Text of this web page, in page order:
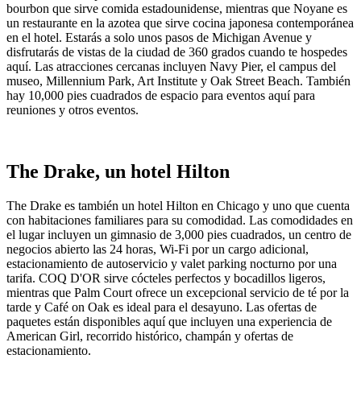
bourbon que sirve comida estadounidense, mientras que Noyane es
un restaurante en la azotea que sirve cocina japonesa contemporánea
en el hotel. Estarás a solo unos pasos de Michigan Avenue y
disfrutarás de vistas de la ciudad de 360 ​​grados cuando te hospedes
aquí. Las atracciones cercanas incluyen Navy Pier, el campus del
museo, Millennium Park, Art Institute y Oak Street Beach. También
hay 10,000 pies cuadrados de espacio para eventos aquí para
reuniones y otros eventos.
The Drake, un hotel Hilton
The Drake es también un hotel Hilton en Chicago y uno que cuenta
con habitaciones familiares para su comodidad. Las comodidades en
el lugar incluyen un gimnasio de 3,000 pies cuadrados, un centro de
negocios abierto las 24 horas, Wi-Fi por un cargo adicional,
estacionamiento de autoservicio y valet parking nocturno por una
tarifa. COQ D'OR sirve cócteles perfectos y bocadillos ligeros,
mientras que Palm Court ofrece un excepcional servicio de té por la
tarde y Café on Oak es ideal para el desayuno. Las ofertas de
paquetes están disponibles aquí que incluyen una experiencia de
American Girl, recorrido histórico, champán y ofertas de
estacionamiento.